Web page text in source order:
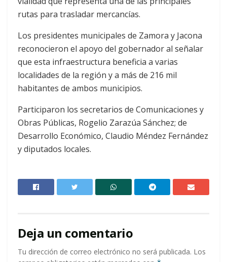
rutas para trasladar mercancías.
Los presidentes municipales de Zamora y Jacona
reconocieron el apoyo del gobernador al señalar
que esta infraestructura beneficia a varias
localidades de la región y a más de 216 mil
habitantes de ambos municipios.
Participaron los secretarios de Comunicaciones y
Obras Públicas, Rogelio Zarazúa Sánchez; de
Desarrollo Económico, Claudio Méndez Fernández
y diputados locales.
Deja un comentario
Tu dirección de correo electrónico no será publicada. Los